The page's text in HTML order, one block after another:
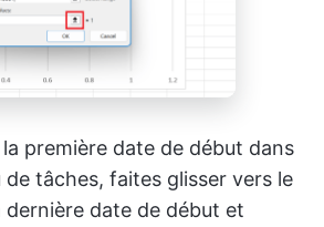
première date de début dans
tâches, faites glisser vers le
dernière date de début et